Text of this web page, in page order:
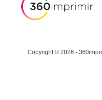
Copyright © 2026 -